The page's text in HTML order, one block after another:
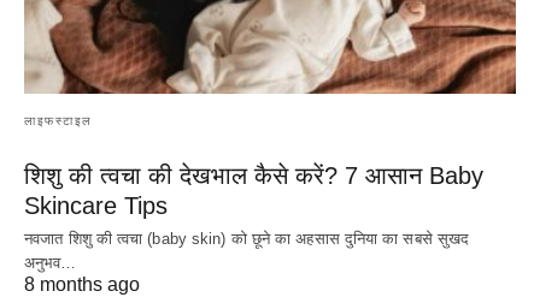
लाइफस्टाइल
शिशु की त्वचा की देखभाल कैसे करें? 7 आसान Baby
Skincare Tips
नवजात शिशु की त्वचा (baby skin) को छूने का अहसास दुनिया का सबसे सुखद
अनुभव…
8 months ago